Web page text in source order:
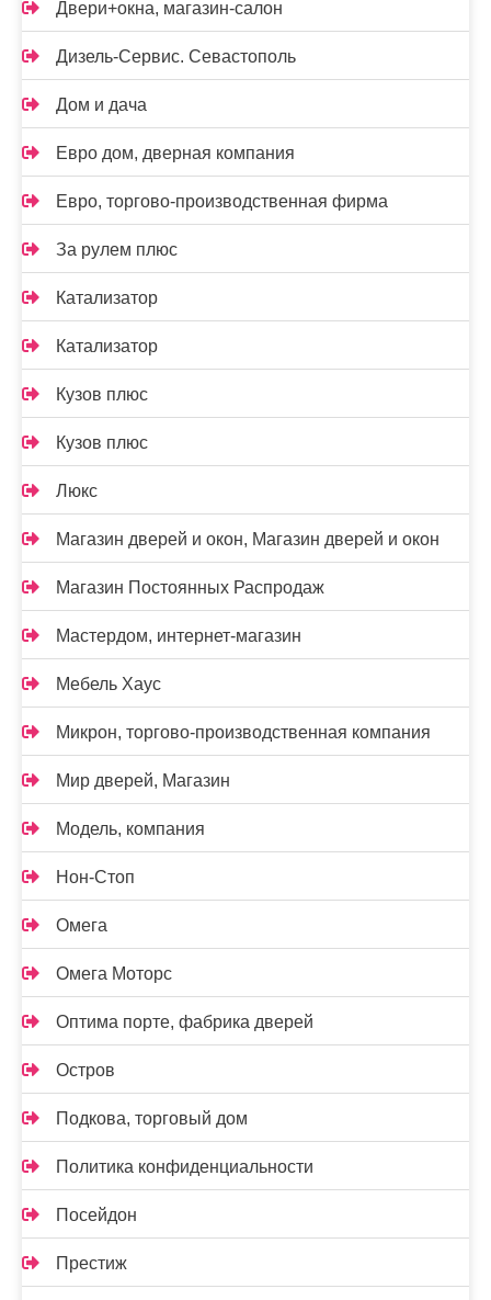
Двери+окна, магазин-салон
Дизель-Сервис. Севастополь
Дом и дача
Евро дом, дверная компания
Евро, торгово-производственная фирма
За рулем плюс
Катализатор
Катализатор
Кузов плюс
Кузов плюс
Люкс
Магазин дверей и окон, Магазин дверей и окон
Магазин Постоянных Распродаж
Мастердом, интернет-магазин
Мебель Хаус
Микрон, торгово-производственная компания
Мир дверей, Магазин
Модель, компания
Нон-Стоп
Омега
Омега Моторс
Оптима порте, фабрика дверей
Остров
Подкова, торговый дом
Политика конфиденциальности
Посейдон
Престиж